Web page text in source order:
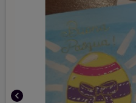
chevron_left